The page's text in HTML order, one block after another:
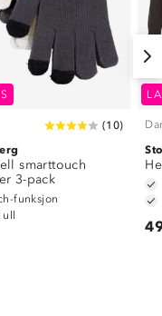
(10)
smarttouch
3-pack
funksjon
ull